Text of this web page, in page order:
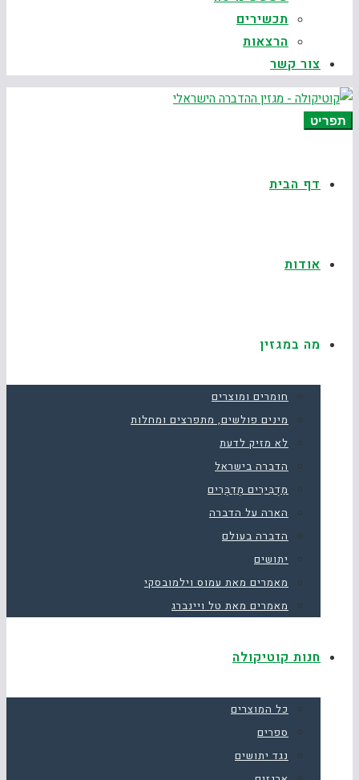
תכשירים
הרצאות
צור קשר
תפריט
דף הבית
אודות
מה במגזין
חומרים ומוצרים
מינים פולשים, מתפרצים ומחלות
לא מזיק לדעת
הדברה בישראל
מַדְבִּירִים מְדַבְּרִים
הארה על הדברה
הדברה בעולם
יתושים
מאמרים מאת עמוס וילמובסקי
מאמרים מאת טל ויינברג
חנות קוטיקולה
כל המוצרים
ספרים
נגד יתושים